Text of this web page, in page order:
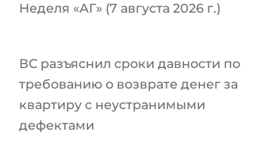
Неделя «АГ» (7 августа 2026 г.)
ВС разъяснил сроки давности по
требованию о возврате денег за
квартиру с неустранимыми
дефектами